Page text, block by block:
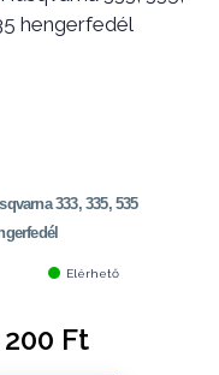
333, 335, 535
Elérhető
Ft